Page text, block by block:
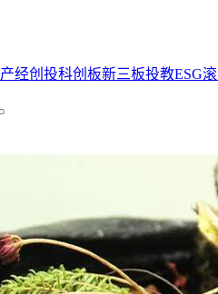
产经创投科创板新三板投教ESG